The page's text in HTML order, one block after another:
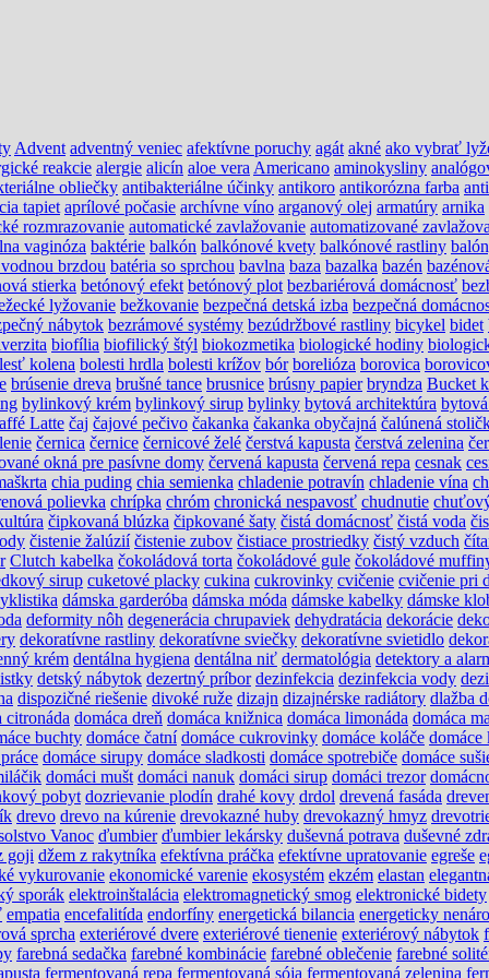
Advent adventný veniec afektívne poruchy agát akné ako vybrať
reakcie alergie alicín aloe vera Americano aminokysliny
obliečky antibakteriálne účinky antikoro antikorózna farba
tapiet aprílové počasie archívne víno arganový olej armatúry arnika
rozmrazovanie automatické zavlažovanie automatizované
vaginóza baktérie balkón balkónové kvety balkónové rastliny
brzdou batéria so sprchou bavlna baza bazalka bazén
stierka betónový efekt betónový plot bezbariérová domácnosť
lyžovanie bežkovanie bezpečná detská izba bezpečná
nábytok bezrámové systémy bezúdržbové rastliny bicykel bidet
biofília biofilický štýl biokozmetika biologické hodiny
kolena bolesti hrdla bolesti krížov bór borelióza borovica
brúsenie dreva brušné tance brusnice brúsny papier bryndza Bucket
bylinkový krém bylinkový sirup bylinky bytová architektúra
Latte čaj čajové pečivo čakanka čakanka obyčajná čalúnená
černica černice černicové želé čerstvá kapusta čerstvá zelenina
okná pre pasívne domy červená kapusta červená repa cesnak
chia puding chia semienka chladenie potravín chladenie vína
polievka chrípka chróm chronická nespavosť chudnutie
čipkovaná blúzka čipkované šaty čistá domácnosť čistá voda
čistenie žalúzií čistenie zubov čistiace prostriedky čistý vzduch
Clutch kabelka čokoládová torta čokoládové gule čokoládové
sirup cuketové placky cukina cukrovinky cvičenie cvičenie pri
dámska garderóba dámska móda dámske kabelky dámske
deformity nôh degenerácia chrupaviek dehydratácia dekorácie
dekoratívne rastliny dekoratívne sviečky dekoratívne svietidlo
krém dentálna hygiena dentálna niť dermatológia detektory a
detský nábytok dezertný príbor dezinfekcia dezinfekcia vody
dispozičné riešenie divoké ruže dizajn dizajnérske radiátory dlažba
citronáda domáca dreň domáca knižnica domáca limonáda domáca
buchty domáce čatní domáce cukrovinky domáce koláče domáce
domáce sirupy domáce sladkosti domáce spotrebiče domáce
domáci mušt domáci nanuk domáci sirup domáci trezor
pobyt dozrievanie plodín drahé kovy drdol drevená fasáda
drevo drevo na kúrenie drevokazné huby drevokazný hmyz
Vanoc ďumbier ďumbier lekársky duševná potrava duševné
goji džem z rakytníka efektívna práčka efektívne upratovanie egreše
vykurovanie ekonomické varenie ekosystém ekzém elastan
sporák elektroinštalácia elektromagnetický smog elektronické bidety
empatia encefalitída endorfíny energetická bilancia energeticky
sprcha exteriérové dvere exteriérové tienenie exteriérový nábytok
farebná sedačka farebné kombinácie farebné oblečenie farebné
fermentovaná repa fermentovaná sója fermentovaná zelenina